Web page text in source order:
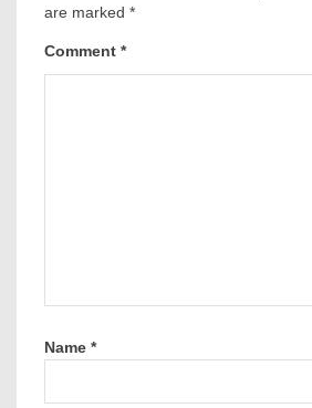
are marked *
Comment *
Name *